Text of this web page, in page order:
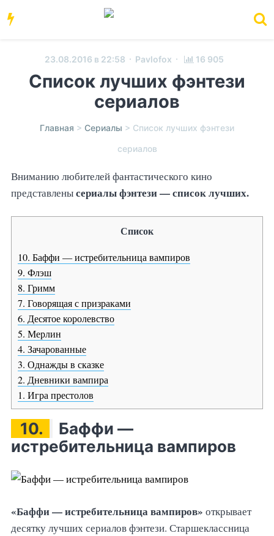
23.08.2016 в 22:58 · Pavlofox · 16 905
Список лучших фэнтези
сериалов
Главная > Сериалы > Список лучших фэнтези
сериалов
Вниманию любителей фантастического кино
представленысериалы фэнтези — список лучших.
Список
10. Баффи — истребительница вампиров
9. Флэш
8. Гримм
7. Говорящая с призраками
6. Десятое королевство
5. Мерлин
4. Зачарованные
3. Однажды в сказке
2. Дневники вампира
1. Игра престолов
10.
Баффи —
истребительница вампиров
«Баффи — истребительница вампиров» открывает
десятку лучших сериалов фэнтези. Старшеклассница